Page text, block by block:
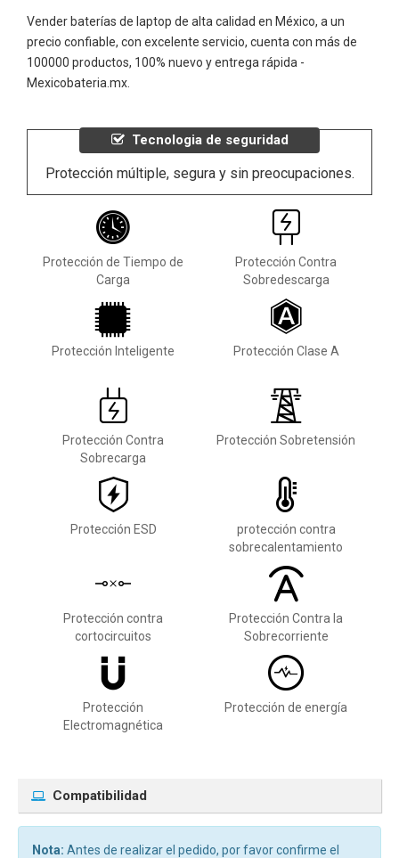
Vender baterías de laptop de alta calidad en México, a un
precio confiable, con excelente servicio, cuenta con más de
100000 productos, 100% nuevo y entrega rápida -
Mexicobateria.mx.
Tecnologia de seguridad
Protección múltiple, segura y sin preocupaciones.
Protección de Tiempo de
Carga
Protección Contra
Sobredescarga
Protección Inteligente Protección Clase A
Protección Contra
Sobrecarga
Protección Sobretensión
Protección ESD
protección contra
sobrecalentamiento
Protección contra
cortocircuitos
Protección Contra la
Sobrecorriente
Protección
Electromagnética
Protección de energía
Compatibilidad
Nota: Antes de realizar el pedido, por favor confirme el